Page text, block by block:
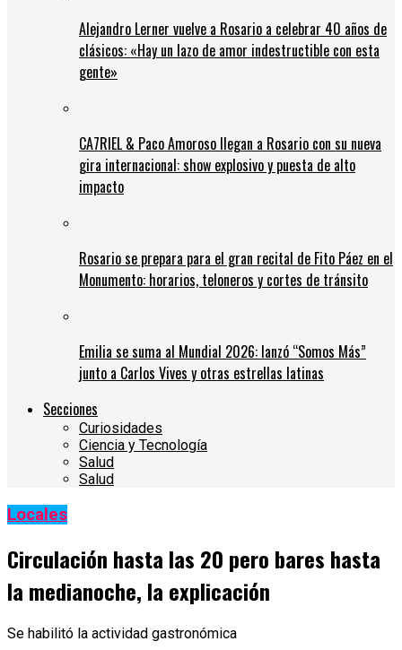
Alejandro Lerner vuelve a Rosario a celebrar 40 años de
clásicos: «Hay un lazo de amor indestructible con esta
gente»
CA7RIEL & Paco Amoroso llegan a Rosario con su nueva
gira internacional: show explosivo y puesta de alto
impacto
Rosario se prepara para el gran recital de Fito Páez en el
Monumento: horarios, teloneros y cortes de tránsito
Emilia se suma al Mundial 2026: lanzó “Somos Más”
junto a Carlos Vives y otras estrellas latinas
Secciones
Curiosidades
Ciencia y Tecnología
Salud
Salud
Locales
Circulación hasta las 20 pero bares hasta
la medianoche, la explicación
Se habilitó la actividad gastronómica